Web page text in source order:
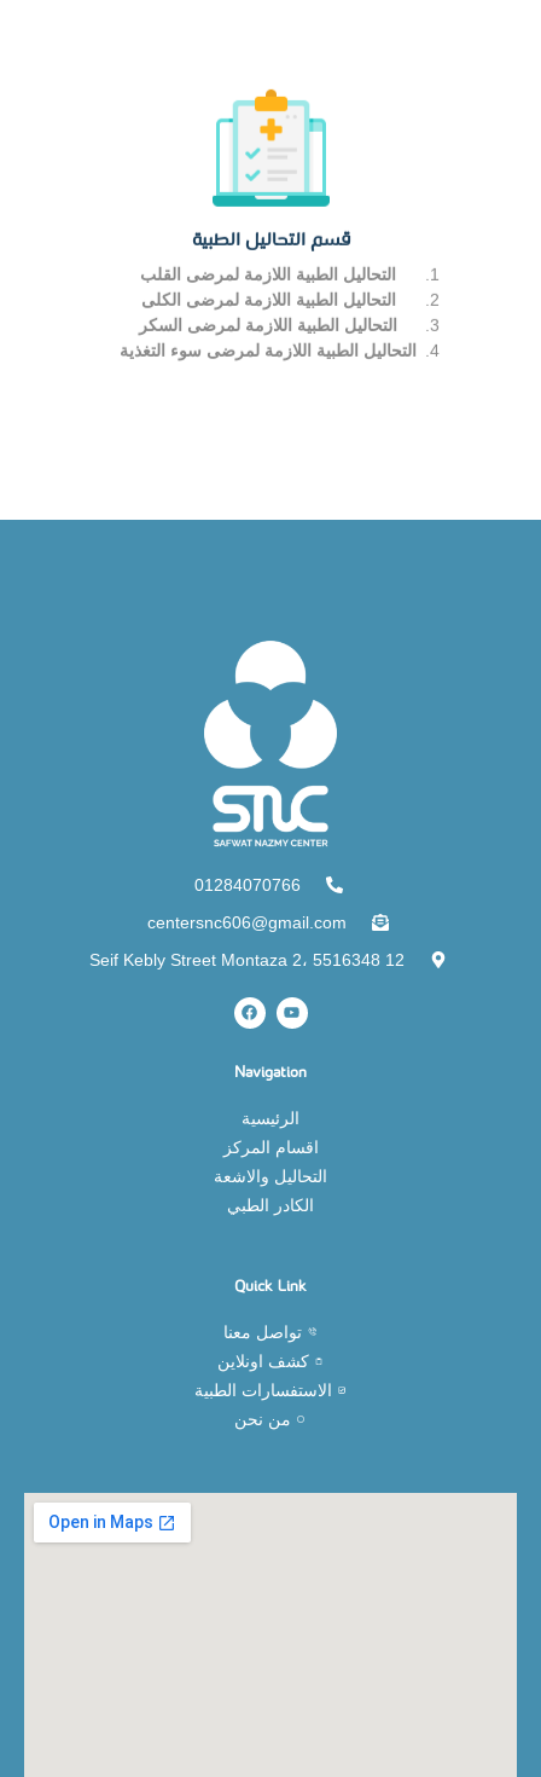
قسم التحاليل الطبية
التحاليل الطبية اللازمة لمرضى القلب
التحاليل الطبية اللازمة لمرضى الكلى
التحاليل الطبية اللازمة لمرضى السكر
التحاليل الطبية اللازمة لمرضى سوء التغذية
01284070766
centersnc606@gmail.com
12 Seif Kebly Street Montaza 2، 5516348
Navigation
الرئيسية
اقسام المركز
التحاليل والاشعة
الكادر الطبي
Quick Link
تواصل معنا
كشف اونلاين
الاستفسارات الطبية
من نحن